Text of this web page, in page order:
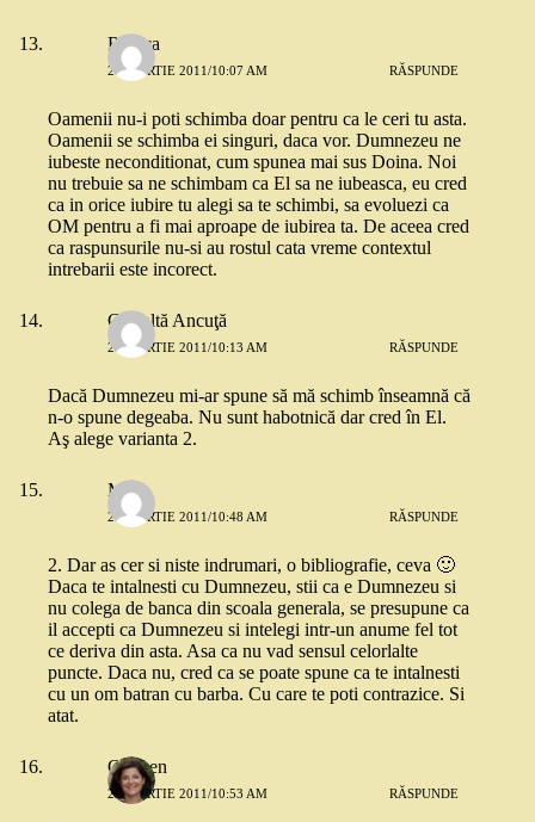
Raluca
29 MARTIE 2011/10:07 AM RĂSPUNDE
Oamenii nu-i poti schimba doar pentru ca le ceri tu asta.
Oamenii se schimba ei singuri, daca vor. Dumnezeu ne
iubeste neconditionat, cum spunea mai sus Doina. Noi
nu trebuie sa ne schimbam ca El sa ne iubeasca, eu cred
ca in orice iubire tu alegi sa te schimbi, sa evoluezi ca
OM pentru a fi mai aproape de iubirea ta. De aceea cred
ca raspunsurile nu-si au rostul cata vreme contextul
intrebarii este incorect.
Cealaltă Ancuţă
29 MARTIE 2011/10:13 AM RĂSPUNDE
Dacă Dumnezeu mi-ar spune să mă schimb înseamnă că
n-o spune degeaba. Nu sunt habotnică dar cred în El.
Aş alege varianta 2.
Mara
29 MARTIE 2011/10:48 AM RĂSPUNDE
2. Dar as cer si niste indrumari, o bibliografie, ceva 🙂
Daca te intalnesti cu Dumnezeu, stii ca e Dumnezeu si
nu colega de banca din scoala generala, se presupune ca
il accepti ca Dumnezeu si intelegi intr-un anume fel tot
ce deriva din asta. Asa ca nu vad sensul celorlalte
puncte. Daca nu, cred ca se poate spune ca te intalnesti
cu un om batran cu barba. Cu care te poti contrazice. Si
atat.
Carmen
29 MARTIE 2011/10:53 AM RĂSPUNDE